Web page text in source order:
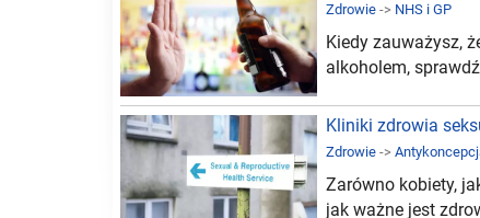
Zdrowie -> NHS i GP
Kiedy zauważysz,
alkoholem,
Kliniki zdrowia
Zdrowie ->
Zarówno kobiety,
jak ważne jest